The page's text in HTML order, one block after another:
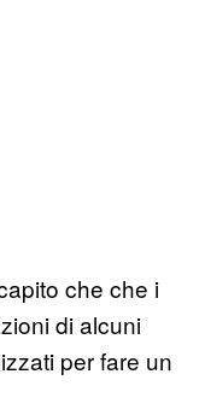
che che i
di alcuni
per fare un